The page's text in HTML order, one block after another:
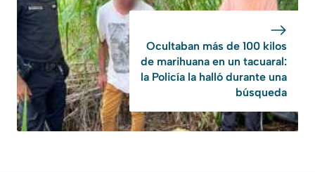
Ocultaban más de 100 kilos
de marihuana en un tacuaral:
la Policía la halló durante una
búsqueda